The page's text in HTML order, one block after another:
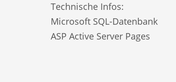
Technische Infos:
Microsoft SQL-Datenbank
ASP Active Server Pages